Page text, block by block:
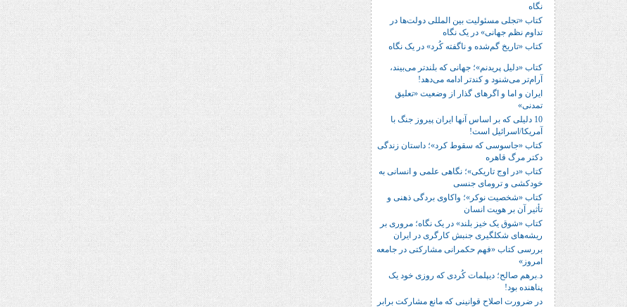
نگاه
کتاب «تجلی مسئولیت بین المللی دولت‌ها در
تداوم نظم جهانی» در یک نگاه
کتاب «تاریخ گم‌شده و ناگفته کُرد» در یک نگاه
کتاب «دلیل پریدنم»؛ جهانی که بلندتر می‌بیند،
آرام‌تر می‌شنود و کندتر ادامه می‌دهد!
ایران و اما و اگرهای گذار از وضعیت «تعلیق
تمدنی»
10 دلیلی که بر اساس آنها ایران پیروز جنگ با
آمریکا/اسرائیل است!
کتاب «جاسوسی که سقوط کرد»؛ داستان زندگی
دکتر مرگ قاهره
کتاب «در اوج تاریکی»؛ نگاهی علمی و انسانی به
خودکشی و ترومای جنسی
کتاب «شخصیت نوکر»؛ واکاوی بردگی ذهنی و
تأثیر آن بر هویت انسان
کتاب «شوق یک خیز بلند» در یک نگاه؛ مروری بر
ریشه‌های شکل‎گیری جنبش کارگری در ایران
بررسی کتاب «فهم حکمرانی مشارکتی در جامعه
امروز»
د.برهم صالح؛ دیپلمات کُردی که روزی خود یک
پناهنده بود!
در ضرورت اصلاح قوانینی که مانع مشارکت برابر